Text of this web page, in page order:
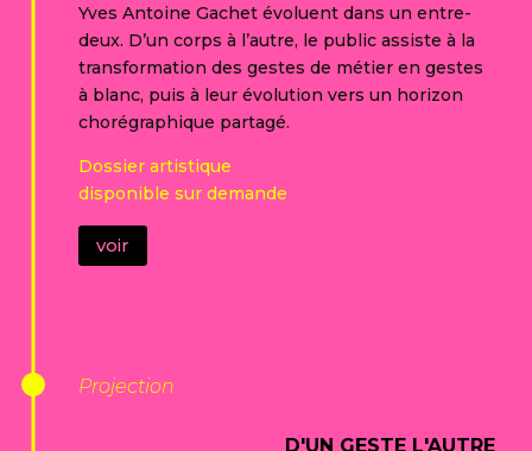
Yves Antoine Gachet évoluent dans un entre-
deux. D’un corps à l’autre, le public assiste à la
transformation des gestes de métier en gestes
à blanc, puis à leur évolution vers un horizon
chorégraphique partagé.
Dossier artistique
disponible sur demande
voir
Projection
D'UN GESTE L'AUTRE